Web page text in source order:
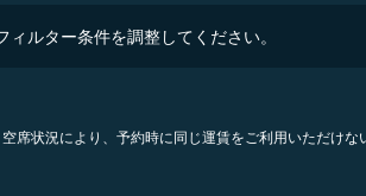
ルター条件を調整してください。
席状況により、予約時に同じ運賃をご利用いただけ